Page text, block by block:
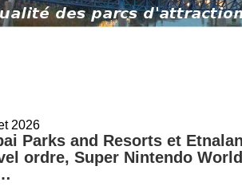
2026
Parks and Resorts et
ordre, Super Nintendo